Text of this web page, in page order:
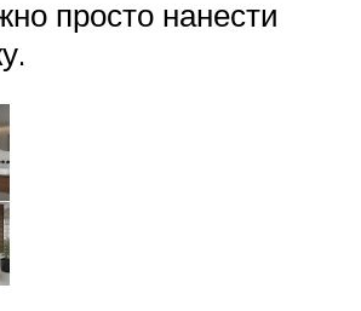
просто нанести